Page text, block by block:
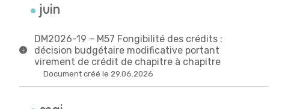
juin
DM2026-19 – M57 Fongibilité des crédits :
décision budgétaire modificative portant
virement de crédit de chapitre à chapitre
Document créé le 29.06.2026